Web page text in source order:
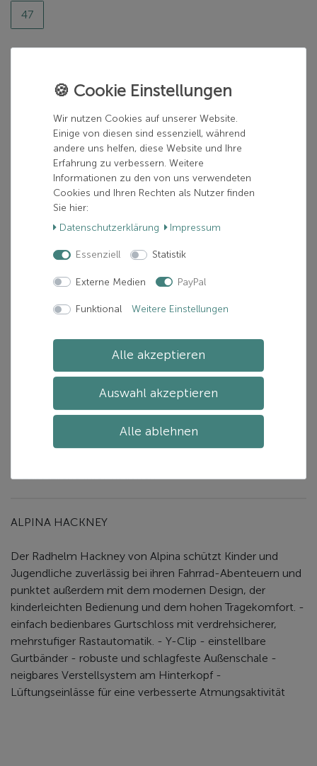
47
indigo matt
55,00 €
inkl. 19% MwSt.
Versand
Verfügbarkeit: Nur noch 1 verfügbar
Lieferzeit: Zwischen 1-5 Tage(n)
Artikelnummer: A9743-4003692295613
Hersteller:ALPINA
ALPINA HACKNEY
Der Radhelm Hackney von Alpina schützt Kinder und
Jugendliche zuverlässig bei ihren Fahrrad-Abenteuern und
punktet außerdem mit dem modernen Design, der
kinderleichten Bedienung und dem hohen Tragekomfort. -
einfach bedienbares Gurtschloss mit verdrehsicherer,
mehrstufiger Rastautomatik. - Y-Clip - einstellbare
Gurtbänder - robuste und schlagfeste Außenschale -
neigbares Verstellsystem am Hinterkopf -
Lüftungseinlässe für eine verbesserte Atmungsaktivität
Wir nutzen Cookies auf unserer Website.
Einige von diesen sind essenziell, während
andere uns helfen, diese Website und Ihre
Erfahrung zu verbessern. Weitere
Informationen zu den von uns verwendeten
Cookies und Ihren Rechten als Nutzer finden
Sie hier:
Daten­schutz­erklärung
Impressum
Essenziell Statistik
Externe Medien PayPal
Funktional Weitere Einstellungen
Alle akzeptieren
Auswahl akzeptieren
Alle ablehnen